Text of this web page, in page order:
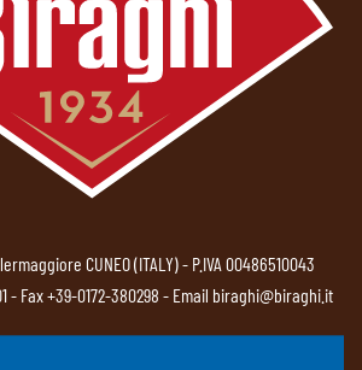
CUNEO (ITALY) - P.IVA 00486510043
- Fax +39-0172-380298 - Email biraghi@biraghi.it